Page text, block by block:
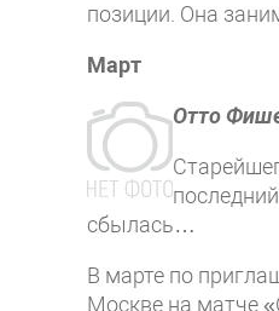
позиции. Она
Март
Отто
сбылась…
В марте по
Москве на матче